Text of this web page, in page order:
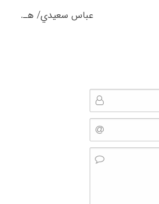
عباس سعیدي/ هـ.